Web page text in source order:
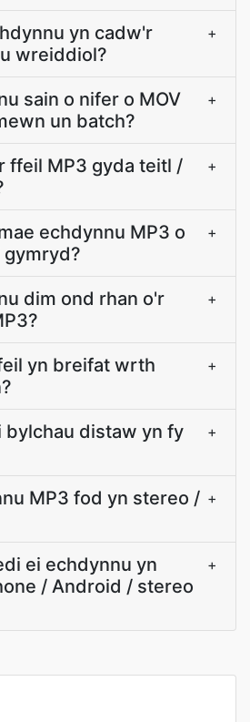
yn cadw'r
wreiddiol?
+
sain o nifer o MOV
un batch?
+
ffeil MP3 gyda teitl /
+
echdynnu MP3 o
gymryd?
+
dim ond rhan o'r
+
yn breifat wrth
+
bylchau distaw yn fy
+
MP3 fod yn stereo / +
ei echdynnu yn
/ Android / stereo
+